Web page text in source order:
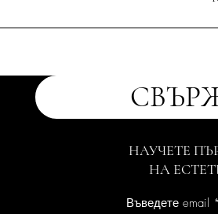
НАУЧЕТЕ
НА
Въведете email